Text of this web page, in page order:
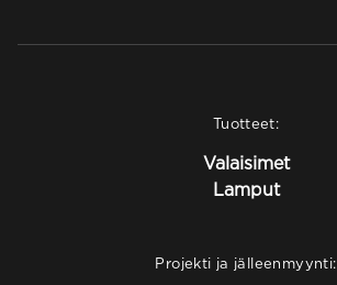
Tuotteet:
Valaisimet
Lamput
Projekti ja jälleenmyynti: